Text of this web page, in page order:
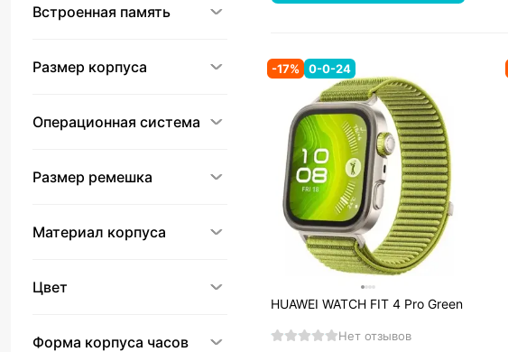
Встроенная память
Размер корпуса
Операционная система
Размер ремешка
Материал корпуса
Цвет
Форма корпуса часов
-17% 0-0-24
HUAWEI WATCH FIT 4 Pro Green
Нет отзывов